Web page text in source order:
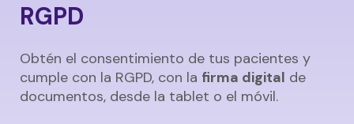
RGPD
Obtén el consentimiento de tus pacientes y
cumple con la RGPD, con la firma digital de
documentos, desde la tablet o el móvil.